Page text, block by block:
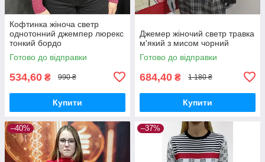
Кофтинка жіноча светр
однотонний джемпер люрекс
тонкий бордо
Готово до відправки
534,60 ₴ 990 ₴
Купити
Джемер жіночий светр травка
м'який з мисом чорний
Готово до відправки
684,40 ₴ 1 180 ₴
Купити
–40% –37%